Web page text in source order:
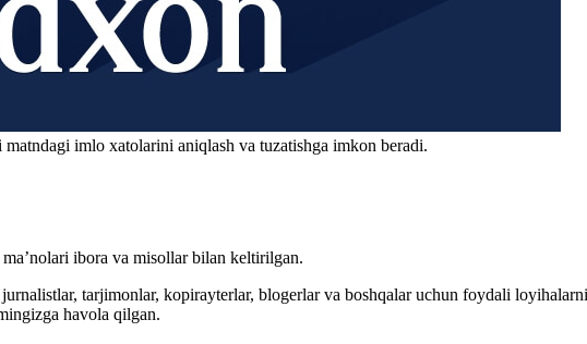
imlo xatolarini aniqlash va tuzatishga imkon beradi.
ibora va misollar bilan keltirilgan.
tarjimonlar, kopirayterlar, blogerlar va boshqalar uchun foydali
havola qilgan.